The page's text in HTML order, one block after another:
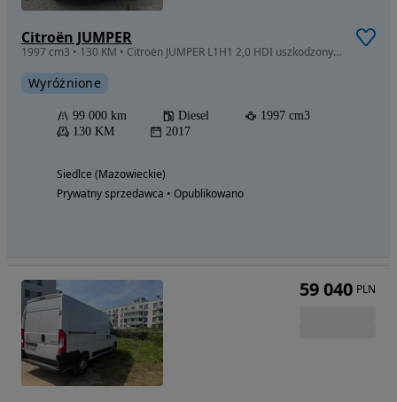
Citroën JUMPER
1997 cm3 • 130 KM • Citroën JUMPER L1H1 2,0 HDI uszkodzony pasek rozrządu FV23%
Wyróżnione
99 000 km Diesel
1997 cm3
130 KM
2017
Siedlce (Mazowieckie)
Prywatny sprzedawca • Opublikowano
59 040 PLN